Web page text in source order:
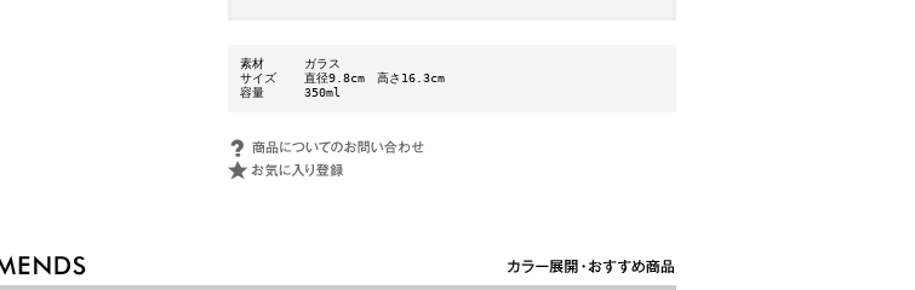
素材
ガラス
サイズ
直径9.8cm 高さ16.3cm
容量
350ml